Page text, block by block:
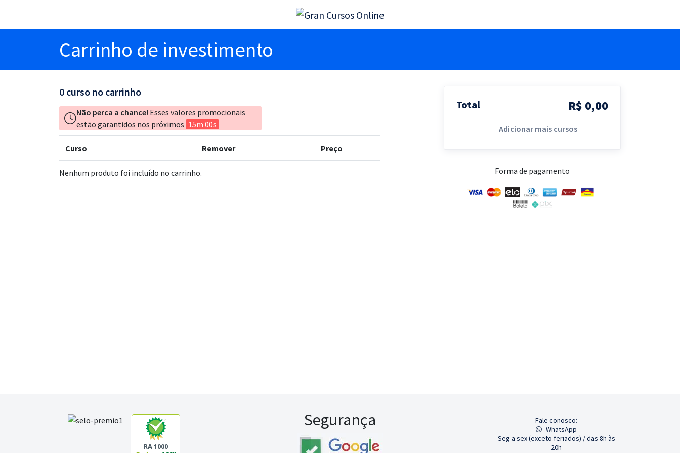
Carrinho de investimento
0 curso no carrinho
Não perca a chance! Esses valores promocionais
estão garantidos nos próximos 15m 00s
Curso Remover Preço
Nenhum produto foi incluído no carrinho.
Total R$ 0,00
Adicionar mais cursos
Forma de pagamento
RA 1000
Segurança
Fale conosco:
WhatsApp
Seg a sex (exceto feriados) / das 8h às
20h